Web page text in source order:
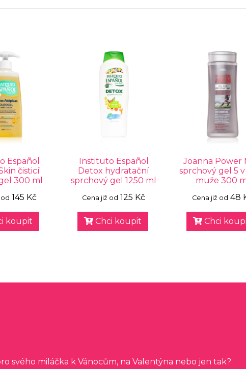
Español
čisticí
300 ml
145 Kč
koupit
Instituto Español
Detox hydratační
sprchový gel 1250 ml
Cena již od 125 Kč
Chci koupit
Joanna Power
sprchový gel 5 v
muže 300
Cena již od 48
Chci
svého miláčka k Vánocům, na Valentýna nebo jen tak?